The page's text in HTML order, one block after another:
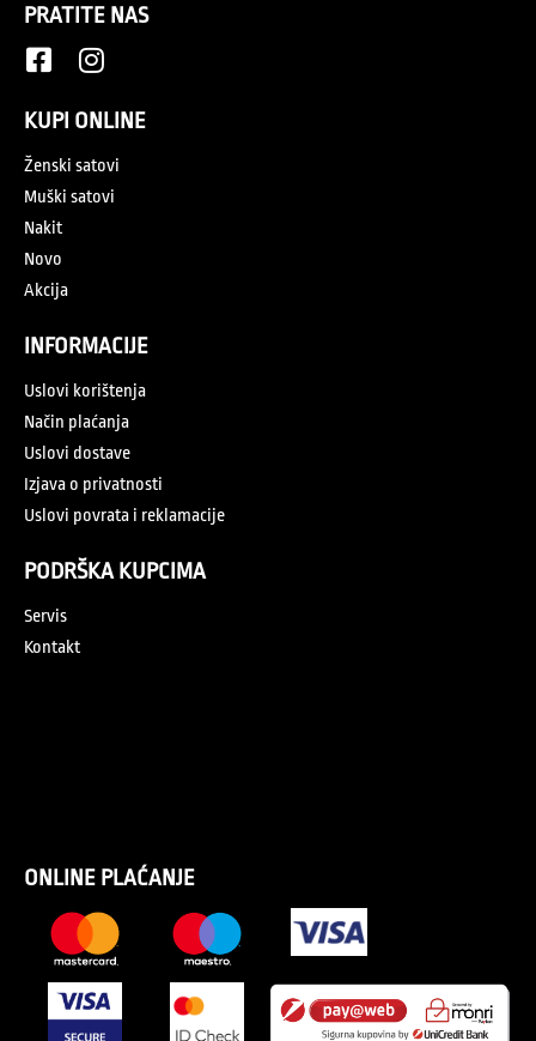
PRATITE NAS
KUPI ONLINE
Ženski satovi
Muški satovi
Nakit
Novo
Akcija
INFORMACIJE
Uslovi korištenja
Način plaćanja
Uslovi dostave
Izjava o privatnosti
Uslovi povrata i reklamacije
PODRŠKA KUPCIMA
Servis
Kontakt
ONLINE PLAĆANJE